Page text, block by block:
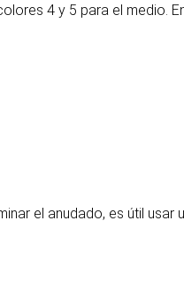
4 y 5 para el medio.
el anudado, es útil usar